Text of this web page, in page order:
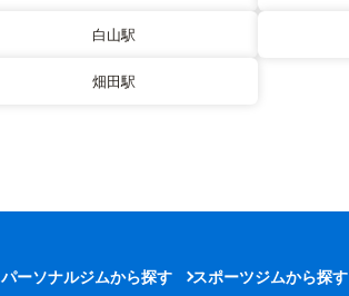
白山駅
畑田駅
パーソナルジムから探す スポーツジムから探す